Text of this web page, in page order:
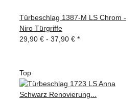
Türbeschlag 1387-M LS Chrom -
Niro Türgriffe
29,90 € - 37,90 € *
Top